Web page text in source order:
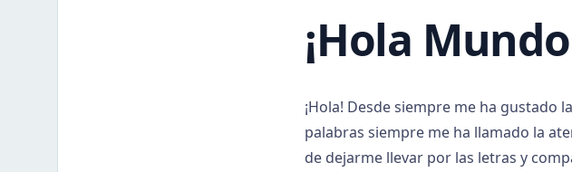
¡Hola
¡Hola! Desde siempre me ha gustado
palabras siempre me ha llamado la
de dejarme llevar por las letras y